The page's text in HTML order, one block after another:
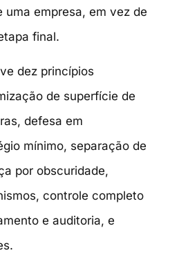
uma empresa, em vez de
final.
dez princípios
de superfície de
defesa em
mínimo, separação de
por obscuridade,
controle completo
e auditoria, e